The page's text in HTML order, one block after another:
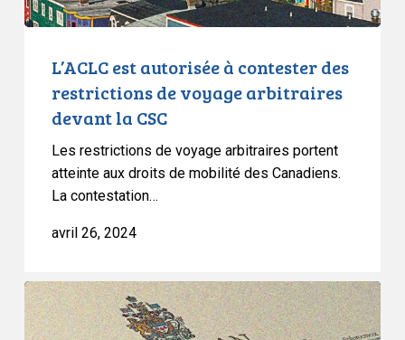
arbitraires
L’ACLC est autorisée à contester des
restrictions de voyage arbitraires
devant la CSC
Les restrictions de voyage arbitraires portent
atteinte aux droits de mobilité des Canadiens.
La contestation…
avril 26, 2024
Décision
dans